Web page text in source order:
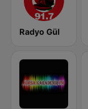
Radyo Gül